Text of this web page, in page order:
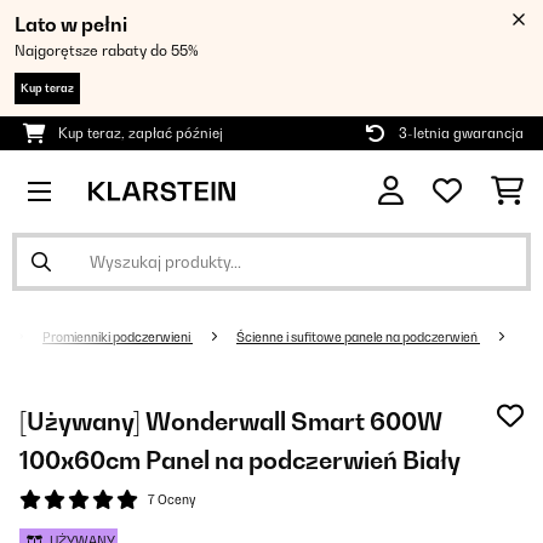
Lato w pełni
Najgorętsze rabaty do 55%
Kup teraz
Kup teraz, zapłać później 3-letnia gwarancja
Promienniki podczerwieni Ścienne i sufitowe panele na podczerwień
[Używany] Wonderwall Smart 600W
100x60cm Panel na podczerwień Biały
7 Oceny